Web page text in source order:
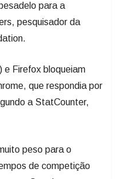
para a
pesquisador da
e Firefox bloqueiam
que respondia por
a StatCounter,
peso para o
de competição